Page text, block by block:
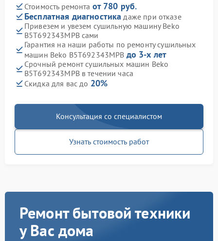
Стоимость ремонта от 780 руб.
Бесплатная диагностика даже при отказе
Привезем и увезем сушильную машину Beko
B5T692343MPB сами
Гарантия на наши работы по ремонту сушильных
машин Beko B5T692343MPB до 3-х лет
Срочный ремонт сушильных машин Beko
B5T692343MPB в течении часа
Скидка для вас до 20%
Консультация со специалистом
Узнать стоимость работ
Ремонт бытовой техники
у Вас дома